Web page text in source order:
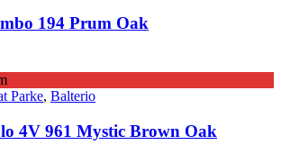
194 Prum Oak
Parke, Balterio
4V 961 Mystic Brown Oak